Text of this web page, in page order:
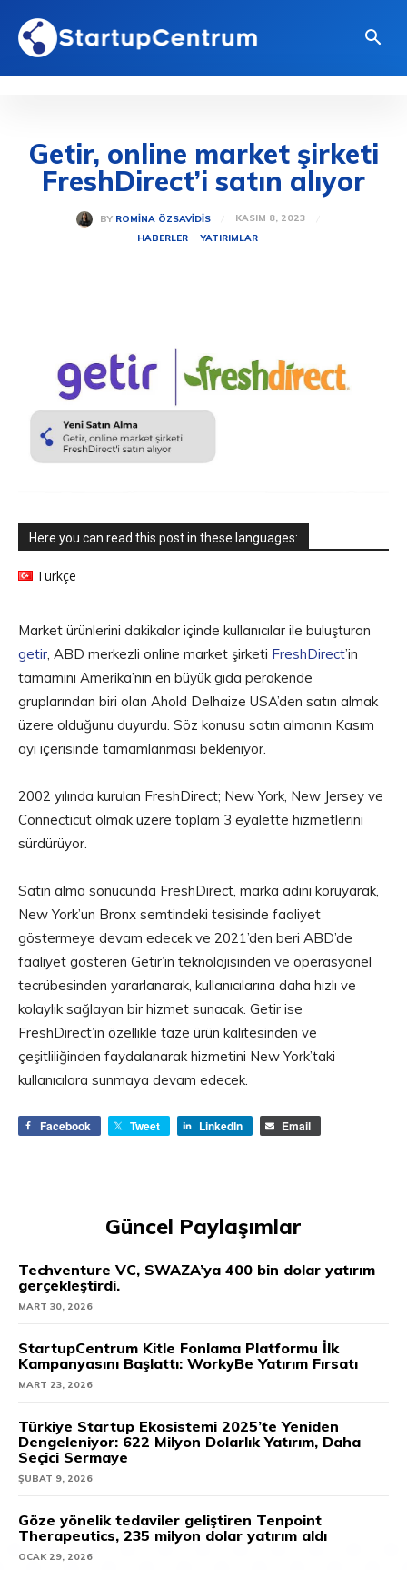
Getir, online market şirketi
FreshDirect’i satın alıyor
BY ROMINA ÖZSAVIDIS
KASIM 8, 2023
HABERLER
YATIRIMLAR
Here you can read this post in these languages:
Türkçe
Market ürünlerini dakikalar içinde kullanıcılar ile buluşturan
getir , ABD merkezli online market şirketi FreshDirect’in
tamamını Amerika’nın en büyük gıda perakende
gruplarından biri olan Ahold Delhaize USA’den satın almak
üzere olduğunu duyurdu. Söz konusu satın almanın Kasım
ayı içerisinde tamamlanması bekleniyor.
2002 yılında kurulan FreshDirect; New York, New Jersey ve
Connecticut olmak üzere toplam 3 eyalette hizmetlerini
sürdürüyor.
Satın alma sonucunda FreshDirect, marka adını koruyarak,
New York’un Bronx semtindeki tesisinde faaliyet
göstermeye devam edecek ve 2021’den beri ABD’de
faaliyet gösteren Getir’in teknolojisinden ve operasyonel
tecrübesinden yararlanarak, kullanıcılarına daha hızlı ve
kolaylık sağlayan bir hizmet sunacak. Getir ise
FreshDirect’in özellikle taze ürün kalitesinden ve
çeşitliliğinden faydalanarak hizmetini New York’taki
kullanıcılara sunmaya devam edecek.
Facebook Tweet LinkedIn Email
Güncel Paylaşımlar
Techventure VC, SWAZA’ya 400 bin dolar yatırım
gerçekleştirdi.
MART 30, 2026
StartupCentrum Kitle Fonlama Platformu İlk
Kampanyasını Başlattı: WorkyBe Yatırım Fırsatı
MART 23, 2026
Türkiye Startup Ekosistemi 2025’te Yeniden
Dengeleniyor: 622 Milyon Dolarlık Yatırım, Daha
Seçici Sermaye
ŞUBAT 9, 2026
Göze yönelik tedaviler geliştiren Tenpoint
Therapeutics, 235 milyon dolar yatırım aldı
OCAK 29, 2026